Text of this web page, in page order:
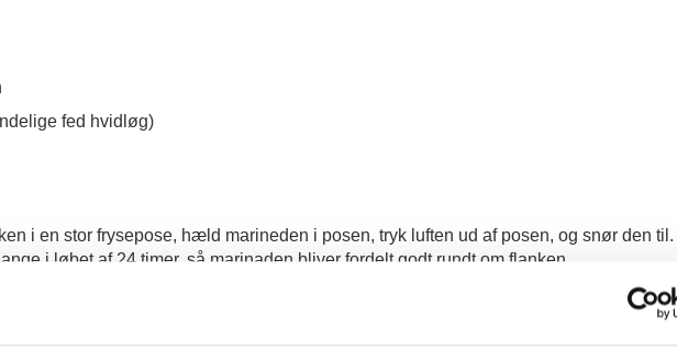
fed hvidløg)
i en stor frysepose, hæld marineden i posen, tryk luften ud af posen, og snør den til.
i løbet af 24 timer, så marinaden bliver fordelt godt rundt om flanken.
i ca. 5 minutter på hver side, eller lidt længere hvis du vil have den gennemstegt.
grøn salat, hvidløgsbrød